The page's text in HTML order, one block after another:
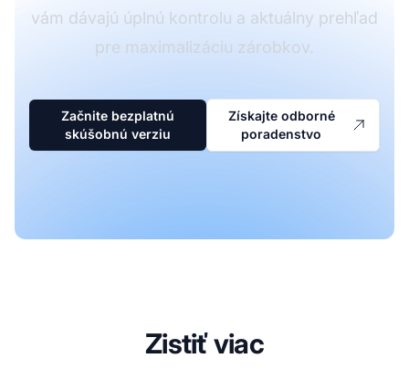
vám dávajú úplnú kontrolu a aktuálny prehľad
pre maximalizáciu zárobkov.
Začnite bezplatnú
skúšobnú verziu
Získajte odborné
poradenstvo
Zistiť viac